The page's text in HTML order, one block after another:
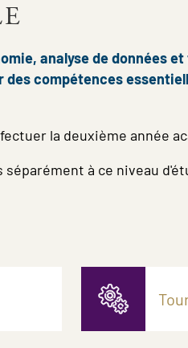
analyse de données
compétences
la deuxième année
à ce niveau